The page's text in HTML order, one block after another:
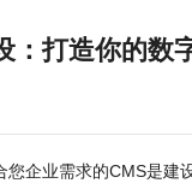
：打造你的数
您企业需求的CMS是建